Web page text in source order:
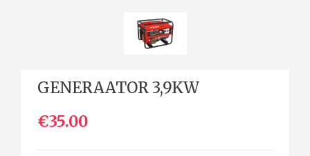
GENERAATOR 3,9KW
€35.00